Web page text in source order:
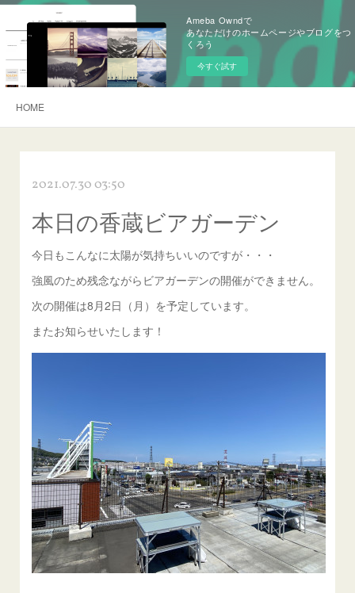
Ameba Owndで
あなただけのホームページやブログをつ
くろう
今すぐ試す
HOME
2021.07.30 03:50
本日の香蔵ビアガーデン
今日もこんなに太陽が気持ちいいのですが・・・
強風のため残念ながらビアガーデンの開催ができません。
次の開催は8月2日（月）を予定しています。
またお知らせいたします！